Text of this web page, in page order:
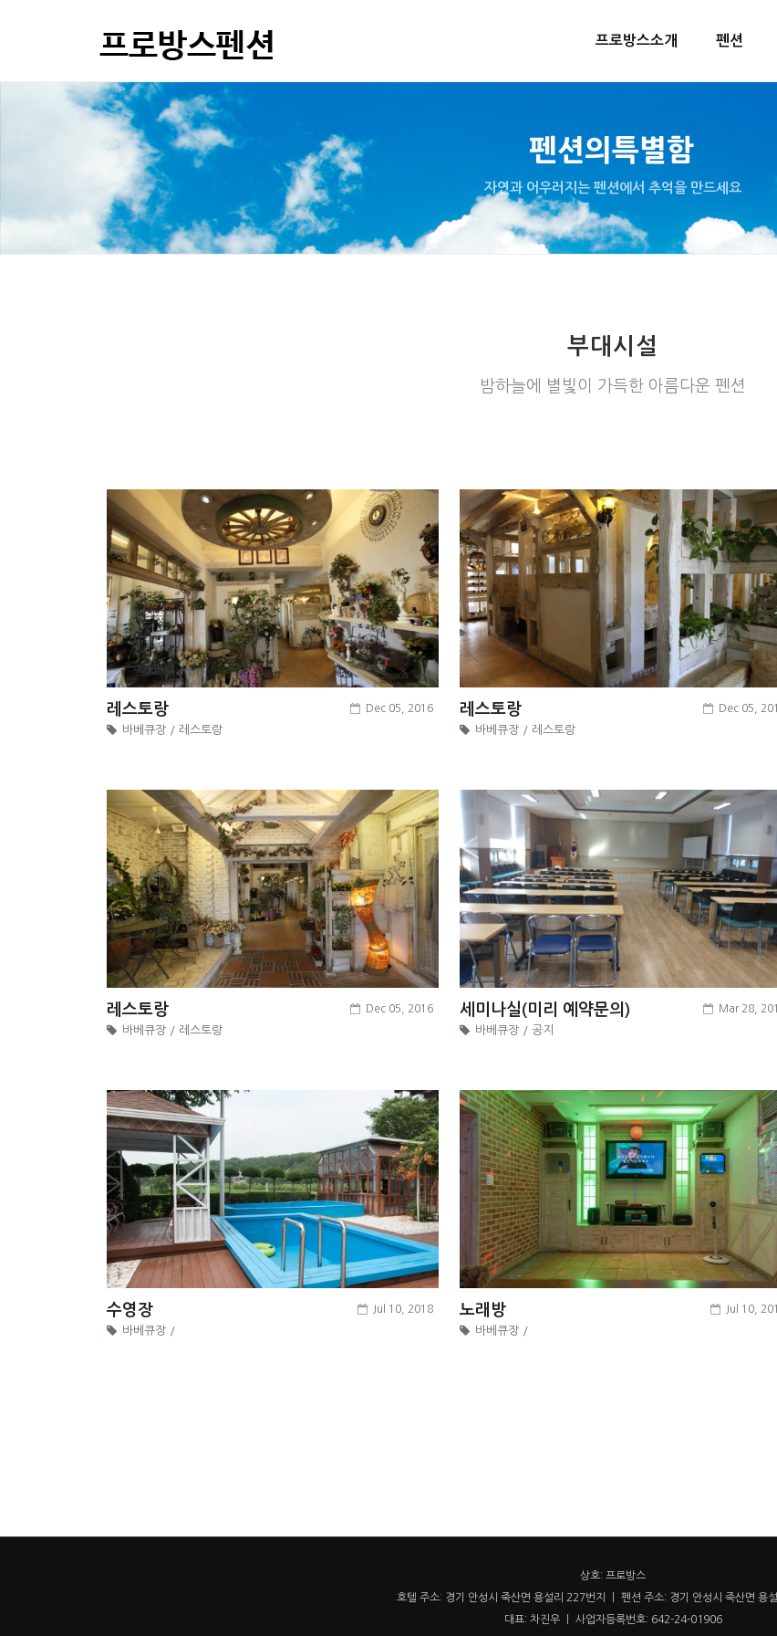
프로방스소개 펜션
펜션의특별함
자연과 어우러지는 펜션에서 추억을 만드세요
부대시설
밤하늘에 별빛이 가득한 아름다운 펜션
레스토랑
바베큐장 / 레스토랑
Dec 05, 2016 레스토랑
바베큐장 / 레스토랑
Dec 05,
레스토랑
바베큐장 / 레스토랑
Dec 05, 2016 세미나실(미리 예약문의)
바베큐장 / 공지
Mar 28,
수영장
바베큐장 /
Jul 10, 2018 노래방
바베큐장 /
Jul 10,
상호: 프로방스
호텔 주소: 경기 안성시 죽산면 용설리 227번지 ㅣ 펜션 주소: 경기 안성시 죽산면 용
대표: 차진우 ㅣ 사업자등록번호: 642-24-01906